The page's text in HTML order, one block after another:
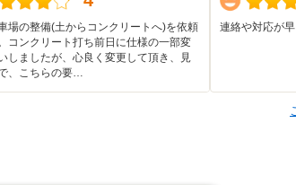
場の整備(土からコンクリートへ)を依頼
コンクリート打ち前日に仕様の一部変
しましたが、心良く変更して頂き、見
、こちらの要…
連絡や対応が